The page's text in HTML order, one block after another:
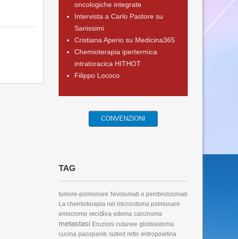
oncologiche integrate
Intervista a Carlo Pastore su
Sanissimi
Cristiana Aperio su Medicina365
Chemioterapia ipertermica
intratoracica HITHOT
Filippo Lococo
CONVENZIONI
TAG
tumore-polmonare Nivolumab e pembrolizumab
La chemioterapia nel microcitoma polmonare
emocromo recidiva edema carcinoma
metastasi Eruzioni cutanee glioblastoma
cucina pazopanib sutent retto eritropoietina